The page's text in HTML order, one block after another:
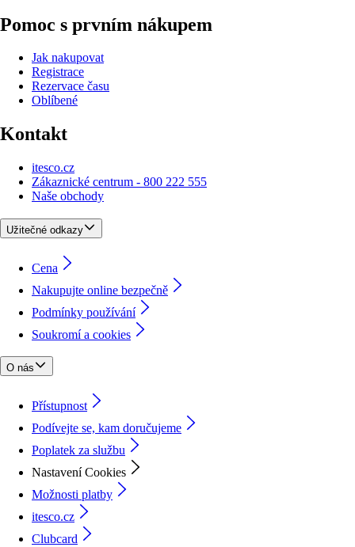
Pomoc s prvním nákupem
Jak nakupovat
Registrace
Rezervace času
Oblíbené
Kontakt
itesco.cz
Zákaznické centrum - 800 222 555
Naše obchody
Užitečné odkazy
Cena
Nakupujte online bezpečně
Podmínky používání
Soukromí a cookies
O nás
Přístupnost
Podívejte se, kam doručujeme
Poplatek za službu
Nastavení Cookies
Možnosti platby
itesco.cz
Clubcard